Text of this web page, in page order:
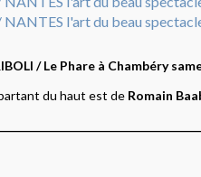
/ Le Phare à Chambéry
du haut est de Romain